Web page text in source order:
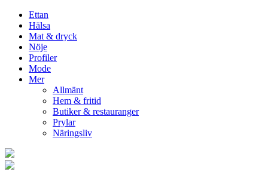
Ettan
Hälsa
Mat & dryck
Nöje
Profiler
Mode
Mer
Allmänt
Hem & fritid
Butiker & restauranger
Prylar
Näringsliv